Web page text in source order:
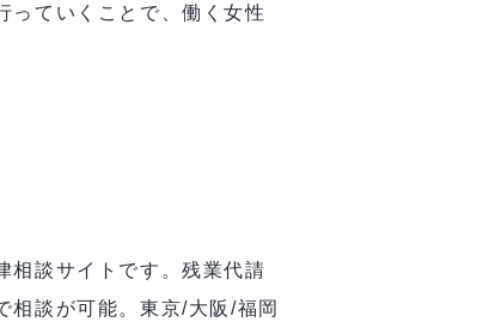
っていくことで、働く女性
相談サイトです。残業代請
相談が可能。東京/大阪/福岡